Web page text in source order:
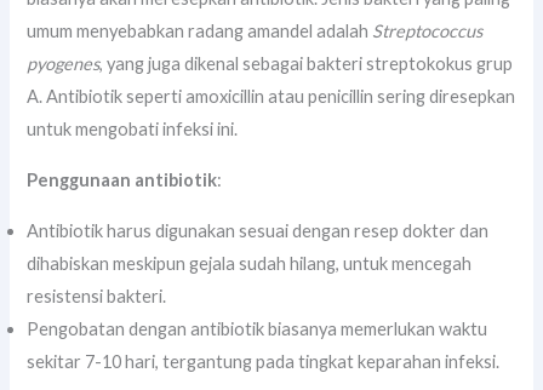
umum menyebabkan radang amandel adalah Streptococcus
pyogenes, yang juga dikenal sebagai bakteri streptokokus grup
A. Antibiotik seperti amoxicillin atau penicillin sering diresepkan
untuk mengobati infeksi ini.
Penggunaan antibiotik:
Antibiotik harus digunakan sesuai dengan resep dokter dan
dihabiskan meskipun gejala sudah hilang, untuk mencegah
resistensi bakteri.
Pengobatan dengan antibiotik biasanya memerlukan waktu
sekitar 7-10 hari, tergantung pada tingkat keparahan infeksi.